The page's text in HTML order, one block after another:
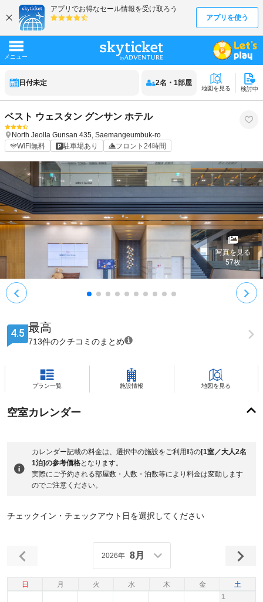
日付未定 2名 ・ 1部屋
地図を見る 検討中
ベスト ウェスタン グンサン ホテル
North Jeolla Gunsan 435, Saemangeumbuk-ro
WiFi無料
駐車場あり フロント24時間
写真を見る
57枚
4.5 最高
713件のクチコミのまとめ
プラン一覧 施設情報 地図を見る
空室カレンダー
カレンダー記載の料金は、選択中の施設をご利用時の[1室／大人2名
1泊]の参考価格となります。
実際にご予約される部屋数・人数・泊数等により料金は変動します
のでご注意ください。
チェックイン・チェックアウト日を選択してください
日 月 火 水 木 金 土
2026年 8月
1